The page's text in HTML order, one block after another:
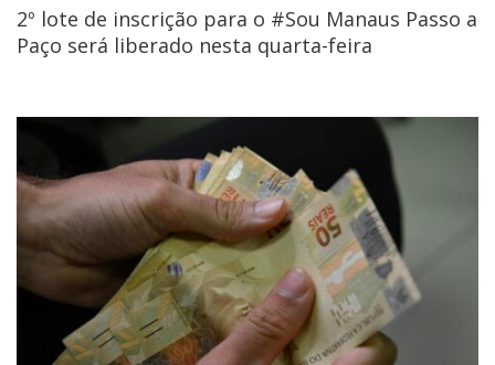
2º lote de inscrição para o #Sou Manaus Passo a
Paço será liberado nesta quarta-feira